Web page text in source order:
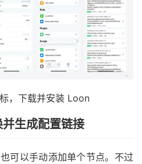
，下载并安装 Loon
生成配置链接
可以手动添加单个节点。不过